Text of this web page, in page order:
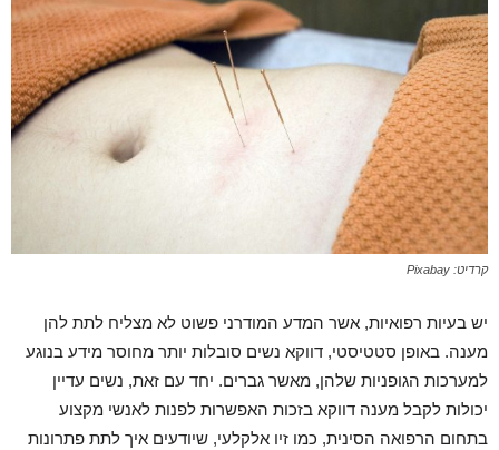
קרדיט: Pixabay
יש בעיות רפואיות, אשר המדע המודרני פשוט לא מצליח לתת להן
מענה. באופן סטטיסטי, דווקא נשים סובלות יותר מחוסר מידע בנוגע
למערכות הגופניות שלהן, מאשר גברים. יחד עם זאת, נשים עדיין
יכולות לקבל מענה דווקא בזכות האפשרות לפנות לאנשי מקצוע
בתחום הרפואה הסינית, כמו זיו אלקלעי, שיודעים איך לתת פתרונות